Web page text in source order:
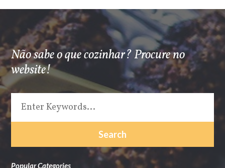
Não sabe o que cozinhar? Procure no
website!
Popular Categories